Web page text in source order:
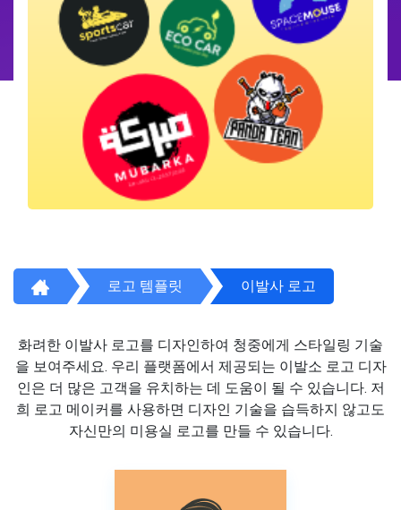
로고 템플릿 이발사 로고
화려한 이발사 로고를 디자인하여 청중에게 스타일링 기술
을 보여주세요. 우리 플랫폼에서 제공되는 이발소 로고 디자
인은 더 많은 고객을 유치하는 데 도움이 될 수 있습니다. 저
희 로고 메이커를 사용하면 디자인 기술을 습득하지 않고도
자신만의 미용실 로고를 만들 수 있습니다.